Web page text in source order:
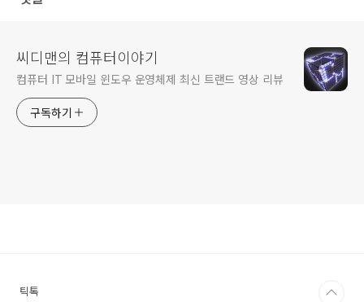
씨디맨의 컴퓨터이야기
컴퓨터 IT 모바일 윈도우 운영체제 최신 트랜드 영상 리뷰
구독하기
틱톡